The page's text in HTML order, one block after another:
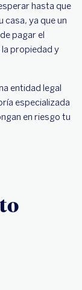
hasta que
ya que un
pagar el
propiedad y
entidad legal
especializada
en riesgo tu